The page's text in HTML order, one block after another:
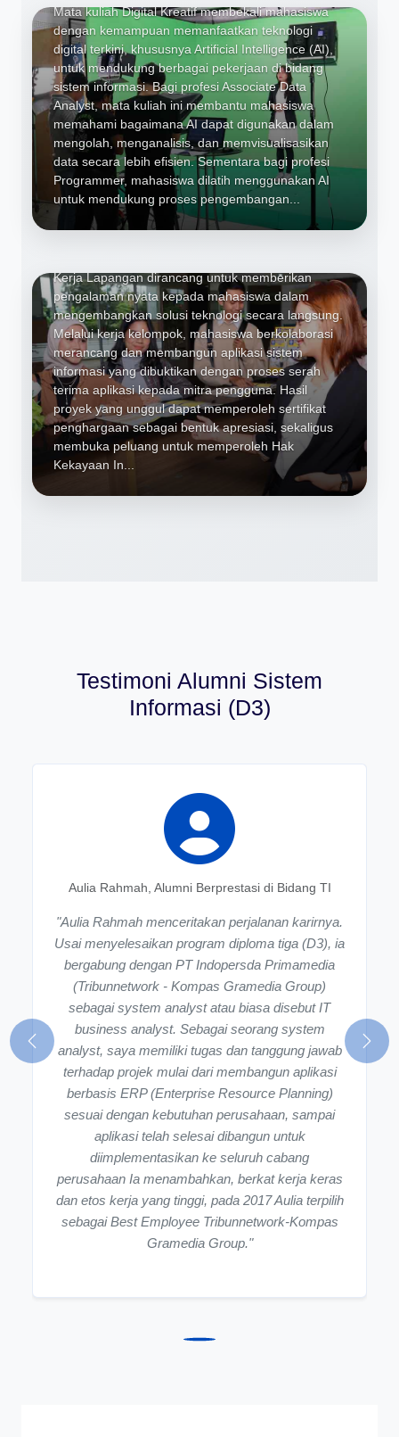
Mata kuliah Digital Kreatif membekali mahasiswa
dengan kemampuan memanfaatkan teknologi
digital terkini, khususnya Artificial Intelligence (AI),
untuk mendukung berbagai pekerjaan di bidang
sistem informasi. Bagi profesi Associate Data
Analyst, mata kuliah ini membantu mahasiswa
memahami bagaimana AI dapat digunakan dalam
mengolah, menganalisis, dan memvisualisasikan
data secara lebih efisien. Sementara bagi profesi
Programmer, mahasiswa dilatih menggunakan AI
untuk mendukung proses pengembangan...
Proyek Sistem Informasi, Praktik
Kerja Lapangan
Kerja Lapangan dirancang untuk memberikan
pengalaman nyata kepada mahasiswa dalam
mengembangkan solusi teknologi secara langsung.
Melalui kerja kelompok, mahasiswa berkolaborasi
merancang dan membangun aplikasi sistem
informasi yang dibuktikan dengan proses serah
terima aplikasi kepada mitra pengguna. Hasil
proyek yang unggul dapat memperoleh sertifikat
penghargaan sebagai bentuk apresiasi, sekaligus
membuka peluang untuk memperoleh Hak
Kekayaan In...
Testimoni Alumni Sistem
Informasi (D3)
Aulia Rahmah, Alumni Berprestasi di Bidang TI
"Aulia Rahmah menceritakan perjalanan karirnya.
Usai menyelesaikan program diploma tiga (D3), ia
bergabung dengan PT Indopersda Primamedia
(Tribunnetwork - Kompas Gramedia Group)
sebagai system analyst atau biasa disebut IT
business analyst. Sebagai seorang system
analyst, saya memiliki tugas dan tanggung jawab
terhadap projek mulai dari membangun aplikasi
berbasis ERP (Enterprise Resource Planning)
sesuai dengan kebutuhan perusahaan, sampai
aplikasi telah selesai dibangun untuk
diimplementasikan ke seluruh cabang
perusahaan Ia menambahkan, berkat kerja keras
dan etos kerja yang tinggi, pada 2017 Aulia terpilih
sebagai Best Employee Tribunnetwork-Kompas
Gramedia Group."
Previous Next